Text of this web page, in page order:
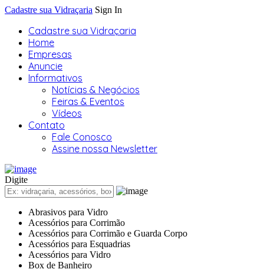
Cadastre sua Vidraçaria Sign In
Cadastre sua Vidraçaria
Home
Empresas
Anuncie
Informativos
Notícias & Negócios
Feiras & Eventos
Vídeos
Contato
Fale Conosco
Assine nossa Newsletter
Digite
Abrasivos para Vidro
Acessórios para Corrimão
Acessórios para Corrimão e Guarda Corpo
Acessórios para Esquadrias
Acessórios para Vidro
Box de Banheiro